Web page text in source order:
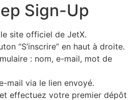
Sign-Up
site officiel de JetX.
“S’inscrire” en haut à droite.
: nom, e-mail, mot de
mail via le lien envoyé.
effectuez votre premier dépôt